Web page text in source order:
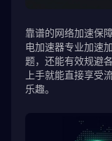
靠谱的网络加速保
电加速器专业加速
题，还能有效规避
上手就能直接享受
乐趣。